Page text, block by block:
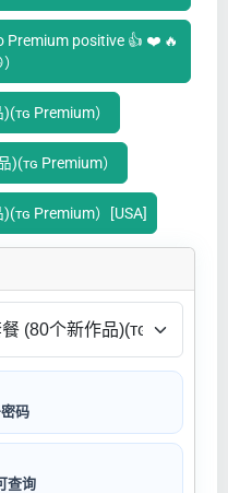
Premium positive 👍 ❤️ 🔥
Premium）
)(ᴛɢ Premium）
Premium）[USA]
码
查询